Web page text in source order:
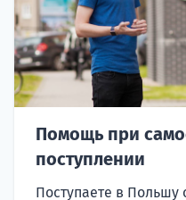
Помощь при
поступлении
Поступаете в Польшу